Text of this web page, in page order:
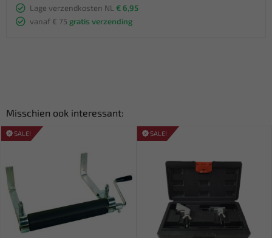
Lage verzendkosten NL € 6,95
vanaf € 75 gratis verzending
Misschien ook interessant:
SALE! SALE!